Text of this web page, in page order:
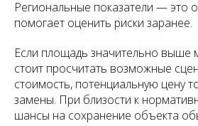
Региональные показатели — это
помогает оценить риски заранее.
Если площадь значительно выше
стоит просчитать возможные
стоимость, потенциальную цену
замены. При близости к
шансы на сохранение объекта